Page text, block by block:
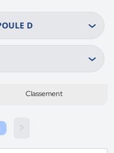
Classement